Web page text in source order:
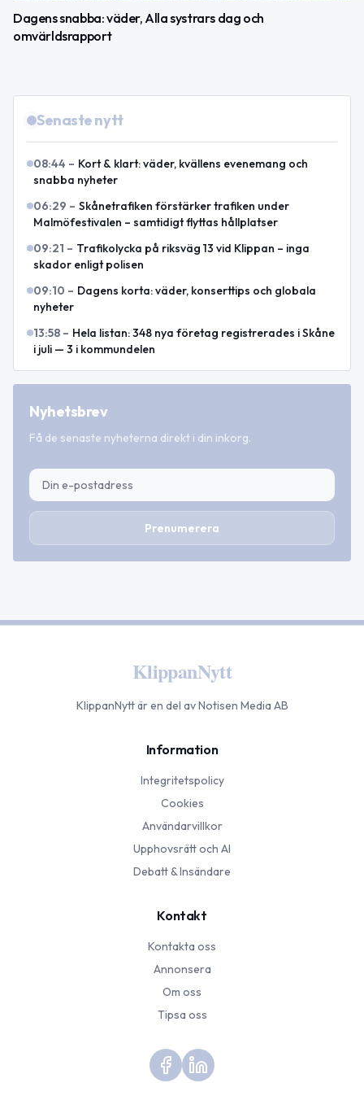
Dagens snabba: väder, Alla systrars dag och
omvärldsrapport
Senaste nytt
08:44 – Kort & klart: väder, kvällens evenemang och
snabba nyheter
06:29 – Skånetrafiken förstärker trafiken under
Malmöfestivalen – samtidigt flyttas hållplatser
09:21 – Trafikolycka på riksväg 13 vid Klippan – inga
skador enligt polisen
09:10 – Dagens korta: väder, konserttips och globala
nyheter
13:58 – Hela listan: 348 nya företag registrerades i Skåne
i juli — 3 i kommundelen
Nyhetsbrev
Få de senaste nyheterna direkt i din inkorg.
Prenumerera
KlippanNytt
KlippanNyttär en del av Notisen Media AB
Information
Integritetspolicy
Cookies
Användarvillkor
Upphovsrätt och AI
Debatt & Insändare
Kontakt
Kontakta oss
Annonsera
Om oss
Tipsa oss